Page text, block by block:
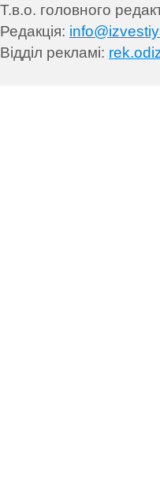
Т.в.о. головного
Редакція:
Відділ рекламі: